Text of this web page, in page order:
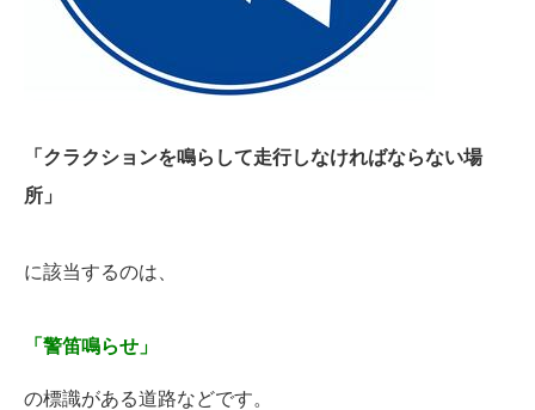
「クラクションを鳴らして走行しなければならない場
所」
に該当するのは、
「警笛鳴らせ」
の標識がある道路などです。